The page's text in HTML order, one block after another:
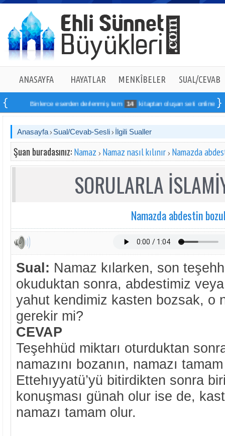
ANASAYFA HAYATLAR MENKÎBELER SUAL/CEVAB
Binlerce eserden derlenmiş tam 14 kitaptan oluşan seti online sipariş
Anasayfa Sual/Cevab-Sesli İlgili Sualler
Şuan buradasınız: Namaz Namaz nasıl kılınır Namazda
SORULARLA
Namazda abdestin
Sual: Namaz kılarken, son
okuduktan sonra, abdestimiz
yahut kendimiz kasten bozsak, o
gerekir mi?
CEVAP
Teşehhüd miktarı oturduktan
namazını bozanın, namazı
Ettehıyyatü’yü bitirdikten sonra
konuşması günah olur ise de,
namazı tamam olur.